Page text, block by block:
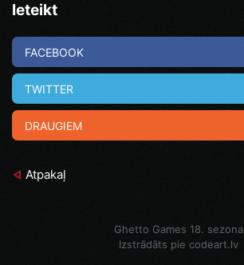
Ieteikt
FACEBOOK
TWITTER
DRAUGIEM
Atpakaļ
Ghetto Games 18. sezona
Izstrādāts pie codeart.lv